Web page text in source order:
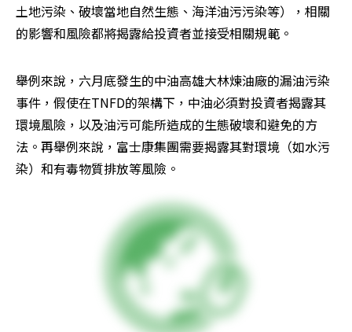
土地污染、破壞當地自然生態、海洋油污污染等），相關
的影響和風險都將揭露給投資者並接受相關規範。
舉例來說，六月底發生的中油高雄大林煉油廠的漏油污染
事件，假使在TNFD的架構下，中油必須對投資者揭露其
環境風險，以及油污可能所造成的生態破壞和避免的方
法。再舉例來說，富士康集團需要揭露其對環境（如水污
染）和有毒物質排放等風險。